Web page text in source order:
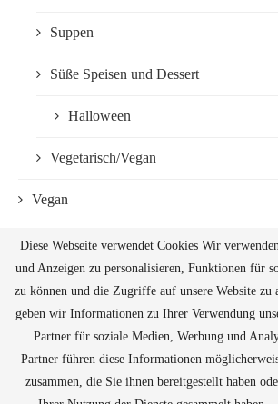
Suppen
Süße Speisen und Dessert
Halloween
Vegetarisch/Vegan
Vegan
@2019 - All Right Reserved. Designed and
Diese Webseite verwendet Cookies Wir
und Anzeigen zu personalisieren, Funktionen für
zu können und die Zugriffe auf unsere Website zu
geben wir Informationen zu Ihrer Verwendung
Partner für soziale Medien, Werbung und
Partner führen diese Informationen
zusammen, die Sie ihnen bereitgestellt haben